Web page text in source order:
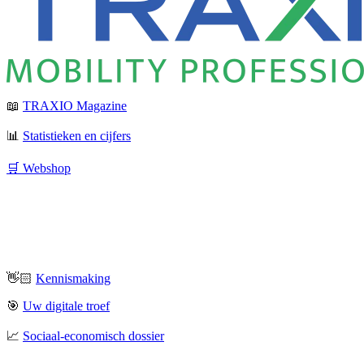
📖 TRAXIO Magazine
📊 Statistieken en cijfers
🛒 Webshop
👋🏻 Kennismaking
🎯 Uw digitale troef
📈 Sociaal-economisch dossier